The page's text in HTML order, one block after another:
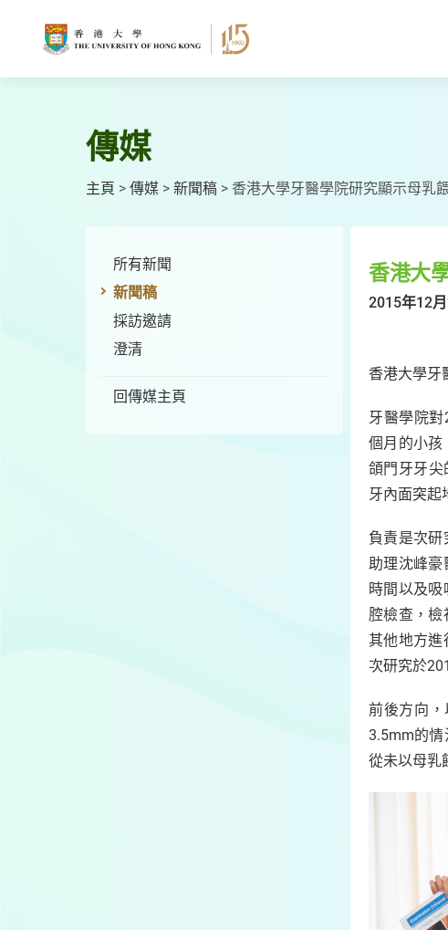
傳媒
主頁 > 傳媒 > 新聞稿 > 香港大學牙醫學院研究顯示母乳
所有新聞
新聞稿
採訪邀請
澄清
回傳媒主頁
香港大
2015年12月
香港大學牙
牙醫學院
個月的小孩
頜門牙牙尖
牙內面突起
負責是次
助理沈峰豪
時間以及
腔檢查，
其他地方進
次研究於
前後方向
3.5mm的情
從未以母乳